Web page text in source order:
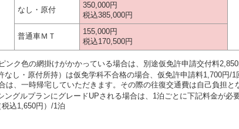
なし・原付
350,000円
税込385,000円
普通車ＭＴ
155,000円
税込170,500円
ンク色の網掛けがかかっている場合は、別途仮免許申請交付料2,850
し・原付所持）は仮免学科不合格の場合、仮免許申請料1,700円/
は、一時帰宅していただきます。その際の往復交通費は自己負担と
グルプランにグレードUPされる場合は、1泊ごとに下記料金が必要
込1,650円）/1泊